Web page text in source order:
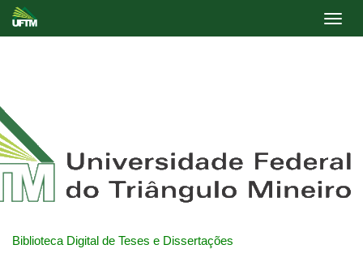
Biblioteca Digital de Teses e Dissertações